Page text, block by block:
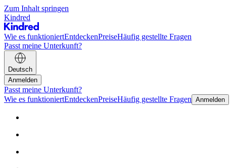
Zum Inhalt springen
Kindred
Wie es funktioniertEntdeckenPreiseHäufig gestellte Fragen
Passt meine Unterkunft?
Deutsch
Anmelden
Passt meine Unterkunft?
Wie es funktioniertEntdeckenPreiseHäufig gestellte Fragen Anmelden